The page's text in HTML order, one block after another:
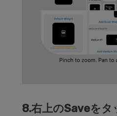
8.右上のSaveをタ